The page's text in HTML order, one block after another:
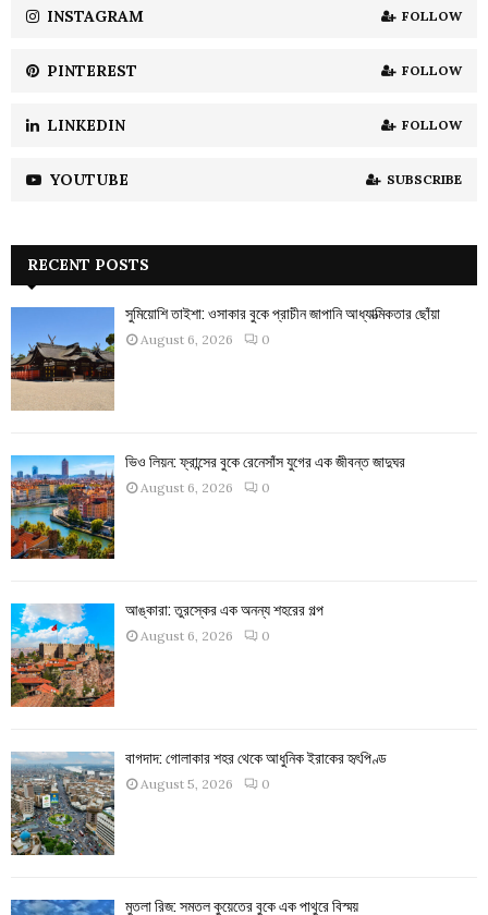
H
INSTAGRAM FOLLOW
PINTEREST FOLLOW
LINKEDIN FOLLOW
YOUTUBE SUBSCRIBE
RECENT POSTS
সুমিয়োশি তাইশা: ওসাকার বুকে প্রাচীন জাপানি আধ্যাত্মিকতার ছোঁয়া
August 6, 2026 0
ভিও লিয়ন: ফ্রান্সের বুকে রেনেসাঁস যুগের এক জীবন্ত জাদুঘর
August 6, 2026 0
আঙ্কারা: তুরস্কের এক অনন্য শহরের গল্প
August 6, 2026 0
বাগদাদ: গোলাকার শহর থেকে আধুনিক ইরাকের হৃৎপিণ্ড
August 5, 2026 0
মুতলা রিজ: সমতল কুয়েতের বুকে এক পাথুরে বিস্ময়